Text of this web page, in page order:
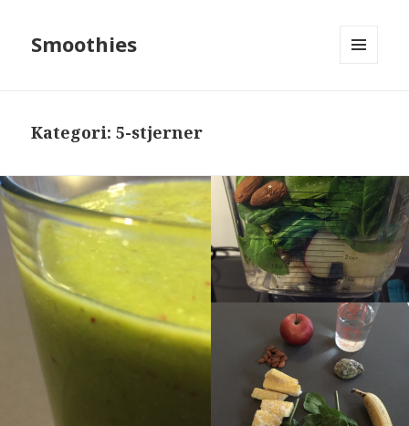
Smoothies
Kategori: 5-stjerner